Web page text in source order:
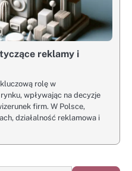
reklamy i
rolę w
wpływając na decyzje
firm. W Polsce,
działalność reklamowa i